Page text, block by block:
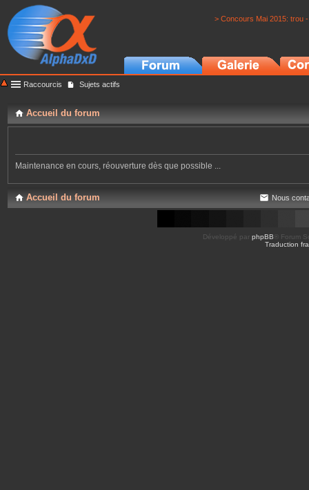
> Concours Mai 2015: trou
Raccourcis Sujets actifs
Accueil du forum
Maintenance en cours, réouverture dès que possible ...
Accueil du forum Nous
Développé par phpBB ® Forum
Traduction